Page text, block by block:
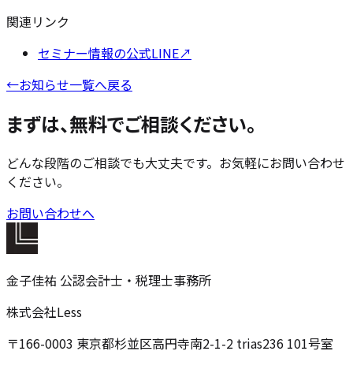
関連リンク
セミナー情報の公式LINE↗
←お知らせ一覧へ戻る
まずは、無料でご相談ください。
どんな段階のご相談でも大丈夫です。お気軽にお問い合わせ
ください。
お問い合わせへ
金子佳祐 公認会計士・税理士事務所
株式会社Less
〒166-0003 東京都杉並区高円寺南2-1-2 trias236 101号室